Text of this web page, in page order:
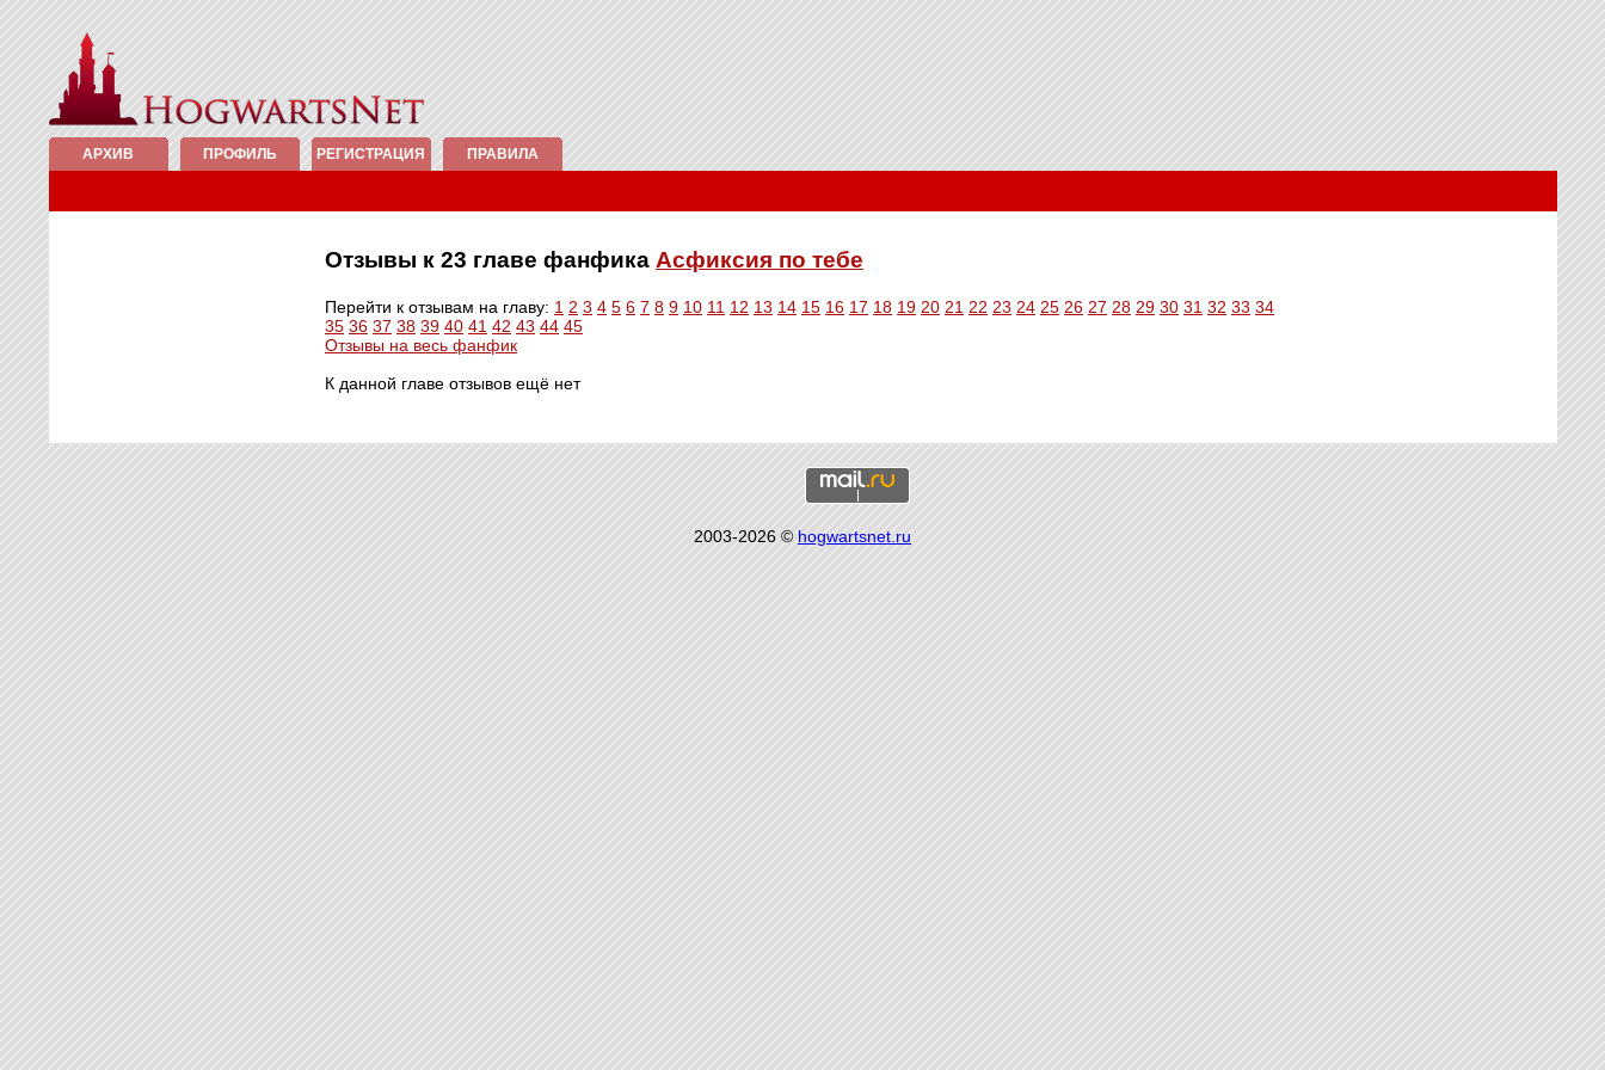
АРХИВ ПРОФИЛЬ РЕГИСТРАЦИЯ ПРАВИЛА
Отзывы к 23 главе фанфика Асфиксия по тебе
Перейти к отзывам на главу: 1 2 3 4 5 6 7 8 9 10 11 12 13 14 15 16 17 18 19 20 21 22 23 24 25 26 27 28 29 30 31 32 33 34
35 36 37 38 39 40 41 42 43 44 45
Отзывы на весь фанфик
К данной главе отзывов ещё нет
2003-2026 ©hogwartsnet.ru